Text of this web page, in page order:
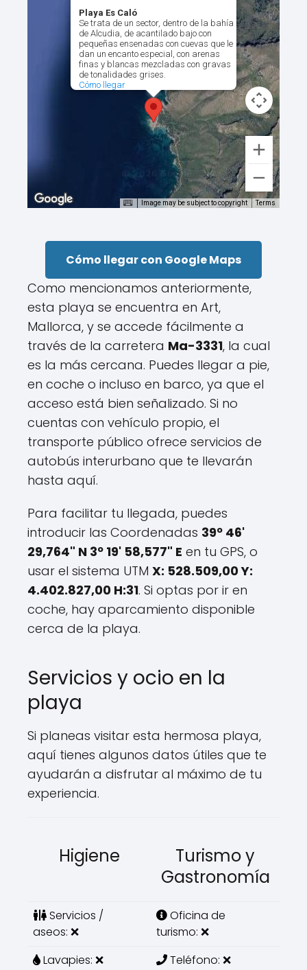
Playa Es Caló
Se trata de un sector, dentro de la bahía
de Alcudia, de acantilado bajo con
pequeñas ensenadas con cuevas que le
dan un encanto especial, con arenas
finas y blancas mezcladas con gravas
de tonalidades grises.
Cómo llegar
Image may be subject to copyright Terms
Cómo llegar con Google Maps
Como mencionamos anteriormente,
esta playa se encuentra en Art,
Mallorca, y se accede fácilmente a
través de la carretera Ma-3331, la cual
es la más cercana. Puedes llegar a pie,
en coche o incluso en barco, ya que el
acceso está bien señalizado. Si no
cuentas con vehículo propio, el
transporte público ofrece servicios de
autobús interurbano que te llevarán
hasta aquí.
Para facilitar tu llegada, puedes
introducir las Coordenadas 39º 46'
29,764" N 3º 19' 58,577" E en tu GPS, o
usar el sistema UTM X: 528.509,00 Y:
4.402.827,00 H:31. Si optas por ir en
coche, hay aparcamiento disponible
cerca de la playa.
Servicios y ocio en la
playa
Si planeas visitar esta hermosa playa,
aquí tienes algunos datos útiles que te
ayudarán a disfrutar al máximo de tu
experiencia.
Higiene
Turismo y
Gastronomía
Servicios /
aseos: ❌
Oficina de
turismo: ❌
Lavapies: ❌
Teléfono: ❌